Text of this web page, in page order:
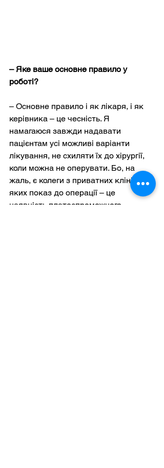
– Яке ваше основне правило у
роботі?
– Основне правило і як лікаря, і як
керівника – це чесність. Я
намагаюся завжди надавати
пацієнтам усі можливі варіанти
лікування, не схиляти їх до хірургії,
коли можна не оперувати. Бо, на
жаль, є колеги з приватних клінік, в
яких показ до операції – це
наявність платоспроможного